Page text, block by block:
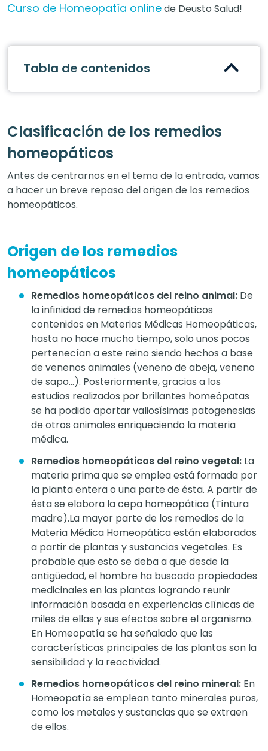
Curso de Homeopatía onlinede Deusto Salud!
Tabla de contenidos
Clasificación de los remedios
homeopáticos
Antes de centrarnos en el tema de la entrada, vamos
a hacer un breve repaso del origen de los remedios
homeopáticos.
Origen de los remedios
homeopáticos
Remedios homeopáticos del reino animal: De
la infinidad de remedios homeopáticos
contenidos en Materias Médicas Homeopáticas,
hasta no hace mucho tiempo, solo unos pocos
pertenecían a este reino siendo hechos a base
de venenos animales (veneno de abeja, veneno
de sapo…). Posteriormente, gracias a los
estudios realizados por brillantes homeópatas
se ha podido aportar valiosísimas patogenesias
de otros animales enriqueciendo la materia
médica.
Remedios homeopáticos del reino vegetal: La
materia prima que se emplea está formada por
la planta entera o una parte de ésta. A partir de
ésta se elabora la cepa homeopática (Tintura
madre).La mayor parte de los remedios de la
Materia Médica Homeopática están elaborados
a partir de plantas y sustancias vegetales. Es
probable que esto se deba a que desde la
antigüedad, el hombre ha buscado propiedades
medicinales en las plantas logrando reunir
información basada en experiencias clínicas de
miles de ellas y sus efectos sobre el organismo.
En Homeopatía se ha señalado que las
características principales de las plantas son la
sensibilidad y la reactividad.
Remedios homeopáticos del reino mineral: En
Homeopatía se emplean tanto minerales puros,
como los metales y sustancias que se extraen
de ellos.